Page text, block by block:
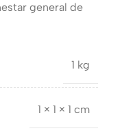
general de
1 kg
1 × 1 × 1 cm